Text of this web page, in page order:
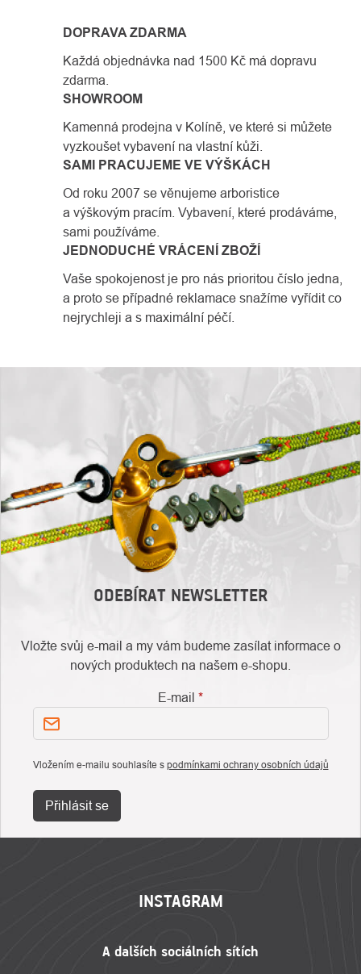
DOPRAVA ZDARMA
Každá objednávka nad 1500 Kč má dopravu
zdarma.
SHOWROOM
Kamenná prodejna v Kolíně, ve které si můžete
vyzkoušet vybavení na vlastní kůži.
SAMI PRACUJEME VE VÝŠKÁCH
Od roku 2007 se věnujeme arboristice
a výškovým pracím. Vybavení, které prodáváme,
sami používáme.
JEDNODUCHÉ VRÁCENÍ ZBOŽÍ
Vaše spokojenost je pro nás prioritou číslo jedna,
a proto se případné reklamace snažíme vyřídit co
nejrychleji a s maximální péčí.
ODEBÍRAT NEWSLETTER
Vložte svůj e-mail a my vám budeme zasílat informace o
nových produktech na našem e-shopu.
E-mail
Vložením e-mailu souhlasíte s podmínkami ochrany osobních údajů
Přihlásit se
INSTAGRAM